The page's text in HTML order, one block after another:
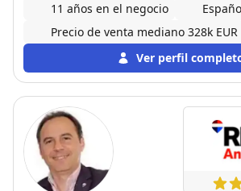
11 años en el negocio
Precio de venta mediano 328k EUR
Ver perfil